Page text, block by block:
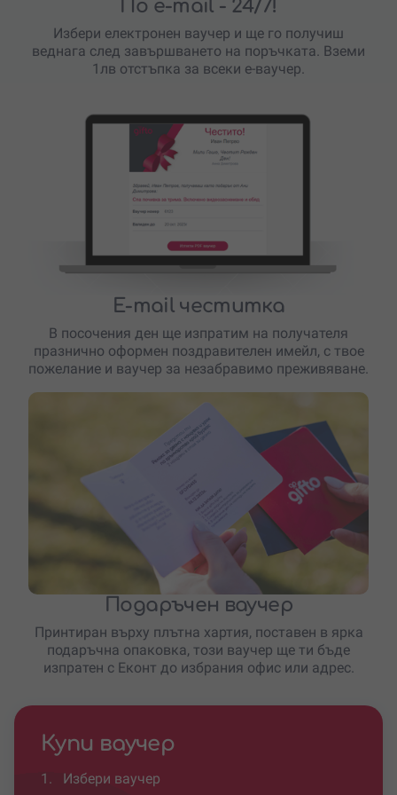
По e-mail - 24/7!
Избери електронен ваучер и ще го получиш
веднага след завършването на поръчката. Вземи
1лв отстъпка за всеки е-ваучер.
E-mail честитка
В посочения ден ще изпратим на получателя
празнично оформен поздравителен имейл, с твое
пожелание и ваучер за незабравимо преживяване.
Подаръчен ваучер
Принтиран върху плътна хартия, поставен в ярка
подаръчна опаковка, този ваучер ще ти бъде
изпратен с Еконт до избрания офис или адрес.
Купи ваучер
1. Избери ваучер